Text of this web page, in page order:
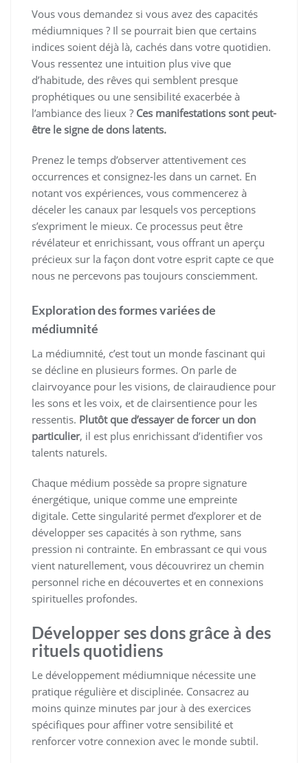
Vous vous demandez si vous avez des capacités
médiumniques ? Il se pourrait bien que certains
indices soient déjà là, cachés dans votre quotidien.
Vous ressentez une intuition plus vive que
d’habitude, des rêves qui semblent presque
prophétiques ou une sensibilité exacerbée à
l’ambiance des lieux ? Ces manifestations sont peut-
être le signe de dons latents.
Prenez le temps d’observer attentivement ces
occurrences et consignez-les dans un carnet. En
notant vos expériences, vous commencerez à
déceler les canaux par lesquels vos perceptions
s’expriment le mieux. Ce processus peut être
révélateur et enrichissant, vous offrant un aperçu
précieux sur la façon dont votre esprit capte ce que
nous ne percevons pas toujours consciemment.
Exploration des formes variées de
médiumnité
La médiumnité, c’est tout un monde fascinant qui
se décline en plusieurs formes. On parle de
clairvoyance pour les visions, de clairaudience pour
les sons et les voix, et de clairsentience pour les
ressentis. Plutôt que d’essayer de forcer un don
particulier, il est plus enrichissant d’identifier vos
talents naturels.
Chaque médium possède sa propre signature
énergétique, unique comme une empreinte
digitale. Cette singularité permet d’explorer et de
développer ses capacités à son rythme, sans
pression ni contrainte. En embrassant ce qui vous
vient naturellement, vous découvrirez un chemin
personnel riche en découvertes et en connexions
spirituelles profondes.
Développer ses dons grâce à des
rituels quotidiens
Le développement médiumnique nécessite une
pratique régulière et disciplinée. Consacrez au
moins quinze minutes par jour à des exercices
spécifiques pour affiner votre sensibilité et
renforcer votre connexion avec le monde subtil.